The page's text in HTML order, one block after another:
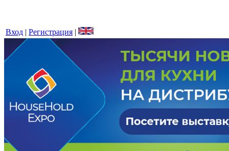
Вход | Регистрация |